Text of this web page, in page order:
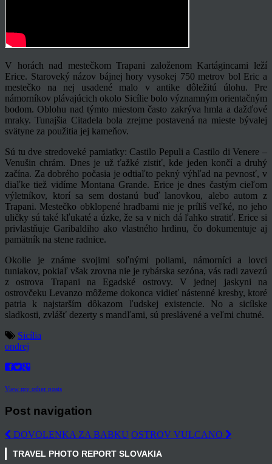
V horách nad mestečkom Trapani založenom Kartágincami leží
Erice. Staroveký názov bájnej hory vysokej 750 metrov bol Eric a
mestečko na nej usadené malo v antike dôležitú úlohu. Pre
námorníkov plávajúcich okolo Sicílie bolo významným orientačným
bodom. Oblohu nad týmto miestom často zakrýva hmla a dažďové
mraky. Tunajšia Citadela bola zrejme postavená na mieste bývalej
svätyne za použitia jej kameňov.
Sú tu dve stredoveké pamiatky: Castilo Pepuli a Castilo di Venere –
Venušin chrám. Dnes je už ťažké zistiť, kde jeden končí a druhý
začína. Za dobrého počasia je odtiaľto pekný výhľad na pevnosť, v
diaľke tiež vidíme Montana Grande. Erice je dnes častým cieľom
výletníkov, ktorí sa sem dostanú buď lanovkou, alebo autom z
Trapani. Mestečko obklopené hradbami nie je príliš veľké, no jeho
uličky sú také kľukaté a úzke, že sa v nich dá ľahko stratiť. Erice si
privlastňuje Garibaldiho ako vlastného hrdinu, čo dokumentuje aj
pamätník na stene radnice.
Okolie je známe svojimi soľnými poliami, námorníci a lovci
tuniakov, pokiaľ však zrovna nie je rybárska sezóna, vás radi zavezú
z ostrova Trapani na Egadské ostrovy. V jednej jaskyni na
ostrovčeku Levanzo môžeme dokonca vidieť nástenné kresby, ktoré
patria k najstarším dôkazom ľudskej existencie. No a sicílske
sladkosti, zvlášť dezerty s mandľami, sú preslávené a veľmi chutné.
Sicília
ondrej
View my other posts
Post navigation
DOVOLENKA ZA BABKU OSTROV VULCANO
TRAVEL PHOTO REPORT SLOVAKIA